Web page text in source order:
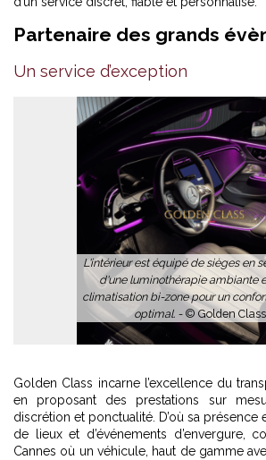
Partenaire des grands
Un service d’exception
L'intérieur est équipé de sièges en
d'une luminothérapie ambiante
climatisation bi-zone pour un
optimal. - © Golden Class
Golden Class incarne l’excellence du
en proposant des prestations sur
discrétion et ponctualité. D’où sa présence
de lieux et d’événements d’envergure,
Cannes où un véhicule, haut de gamme